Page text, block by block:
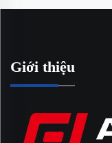
Giới thiệu